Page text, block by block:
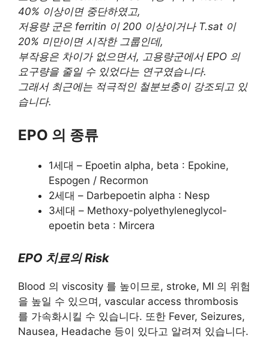
40% 이상이면 중단하였고,
저용량 군은 ferritin 이 200 이상이거나 T.sat 이
20% 미만이면 시작한 그룹인데,
부작용은 차이가 없으면서, 고용량군에서 EPO 의
요구량을 줄일 수 있었다는 연구였습니다.
그래서 최근에는 적극적인 철분보충이 강조되고 있
습니다.
EPO 의 종류
1세대 – Epoetin alpha, beta : Epokine,
Espogen / Recormon
2세대 – Darbepoetin alpha : Nesp
3세대 – Methoxy-polyethyleneglycol-
epoetin beta : Mircera
EPO 치료의 Risk
Blood 의 viscosity 를 높이므로, stroke, MI 의 위험
을 높일 수 있으며, vascular access thrombosis
를 가속화시킬 수 있습니다. 또한 Fever, Seizures,
Nausea, Headache 등이 있다고 알려져 있습니다.